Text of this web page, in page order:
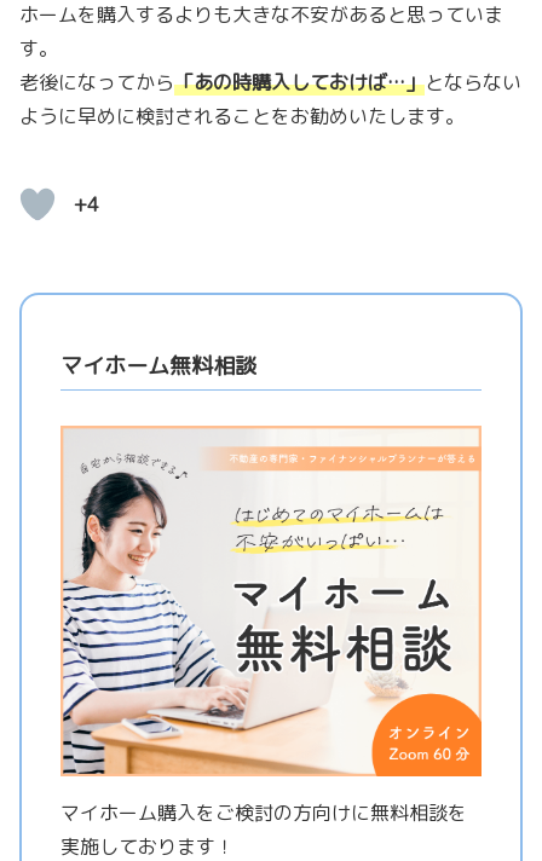
ホームを購入するよりも大きな不安があると思っていま
す。
老後になってから「あの時購入しておけば…」とならない
ように早めに検討されることをお勧めいたします。
+4
マイホーム無料相談
マイホーム購入をご検討の方向けに無料相談を
実施しております！